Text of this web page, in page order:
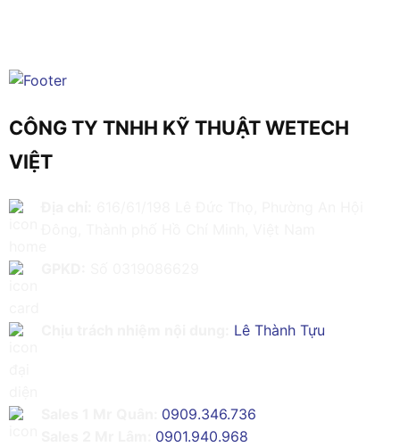
CÔNG TY TNHH KỸ THUẬT WETECH
VIỆT
Lê Thành Tựu
0909.346.736
0901.940.968